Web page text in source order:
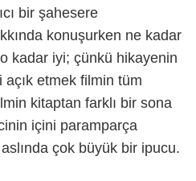
bir şahesere
konuşurken ne kadar
kadar iyi; çünkü hikayenin
açık etmek filmin tüm
kitaptan farklı bir sona
içini paramparça
çok büyük bir ipucu.